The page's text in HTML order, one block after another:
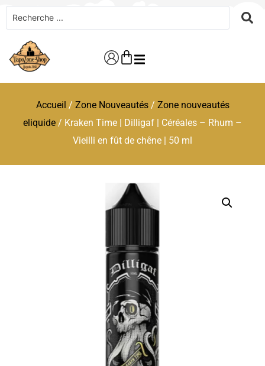
Accueil / Zone Nouveautés/ Zone nouveautés
eliquide / Kraken Time | Dilligaf | Céréales – Rhum –
Vieilli en fût de chêne | 50 ml